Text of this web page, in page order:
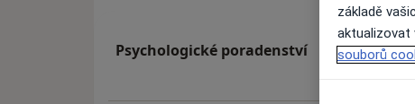
Psychologické poradenství
základě
aktualizovat
souborů